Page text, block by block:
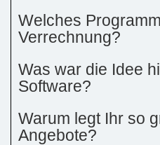
Welches
Verrechnung?
Was war die Idee
Software?
Warum legt Ihr so
Angebote?